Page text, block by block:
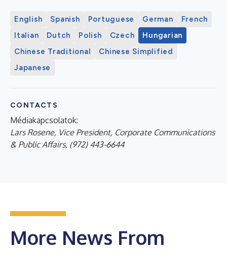
English Spanish Portuguese German
French
Italian
Dutch Polish Czech
Hungarian
Chinese Traditional
Chinese Simplified
Japanese
CONTACTS
Médiakapcsolatok:
Lars Rosene, Vice President, Corporate Communications
& Public Affairs, (972) 443-6644
More News From